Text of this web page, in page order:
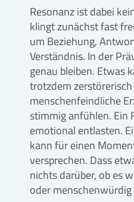
Resonanz ist dabei
klingt zunächst fast
um Beziehung,
Verständnis. In der
genau bleiben. Etwas
trotzdem zerstörerisch
menschenfeindliche
stimmig anfühlen. Ein
emotional entlasten.
kann für einen
versprechen. Dass
nichts darüber, ob es
oder menschenwürdig